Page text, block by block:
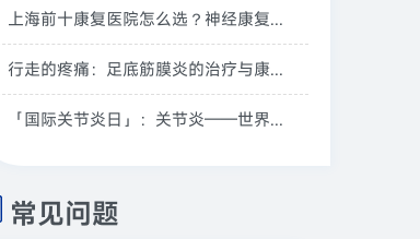
上海前十康复医院怎么选？神经康复、骨关节康复、老年康复看这几家
行走的疼痛：足底筋膜炎的治疗与康复训练方式
「国际关节炎日」：关节炎——世界头号“致残性”疾病
常见问题